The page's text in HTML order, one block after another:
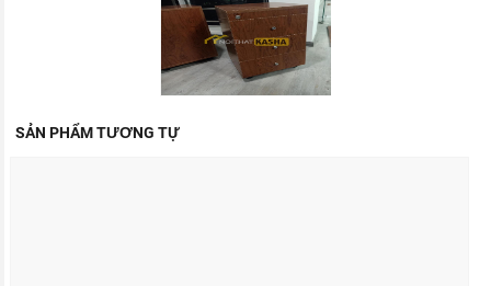
SẢN PHẨM TƯƠNG TỰ